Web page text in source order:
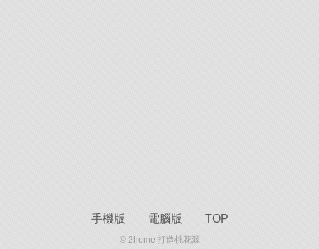
手機版 電腦版 TOP
© 2home 打造桃花源